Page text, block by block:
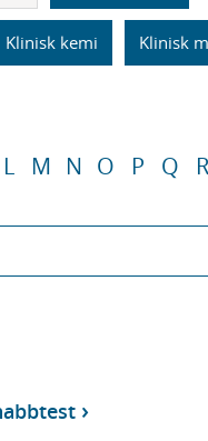
Klinisk kemi Klinisk
L M N O P Q R